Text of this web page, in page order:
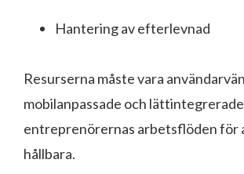
Hantering av efterlevnad
Resurserna måste vara
mobilanpassade och
entreprenörernas arbetsflöden för
hållbara.